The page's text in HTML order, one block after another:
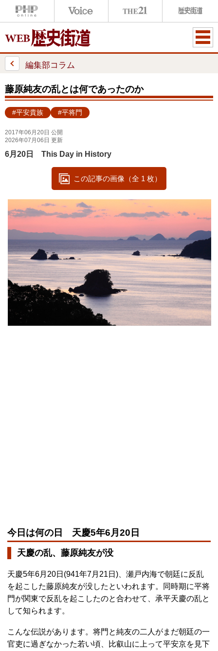
ME
編集部コラム
藤原純友の乱とは何であったのか
#平安貴族 #平将門
2017年06月20日 公開
2026年07月06日 更新
6月20日 This Day in History
この記事の画像（全 1 枚）
今日は何の日 天慶5年6月20日
天慶の乱、藤原純友が没
天慶5年6月20日(941年7月21日)、瀬戸内海で朝廷に反乱
を起こした藤原純友が没したといわれます。同時期に平将
門が関東で反乱を起こしたのと合わせて、承平天慶の乱と
して知られます。
こんな伝説があります。将門と純友の二人がまだ朝廷の一
官吏に過ぎなかった若い頃、比叡山に上って平安京を見下